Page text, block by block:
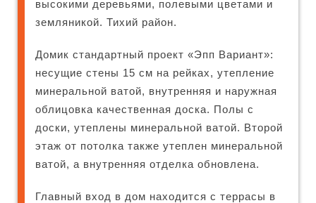
высокими деревьями, полевыми цветами и
земляникой. Тихий район.
Домик стандартный проект «Эпп Вариант»:
несущие стены 15 см на рейках, утепление
минеральной ватой, внутренняя и наружная
облицовка качественная доска. Полы с
доски, утеплены минеральной ватой. Второй
этаж от потолка также утеплен минеральной
ватой, а внутренняя отделка обновлена.
Главный вход в дом находится с террасы в